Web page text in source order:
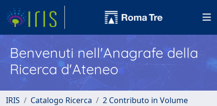
Benvenuti nell'Anagrafe della
Ricerca d'Ateneo
IRIS Catalogo Ricerca
2 Contributo in Volume